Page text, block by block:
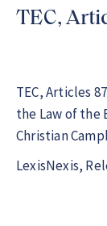
TEC,
TEC, Articles
the Law of the
Christian
LexisNexis,